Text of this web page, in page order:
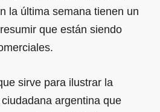
la última semana tienen un
que están siendo
sirve para ilustrar la
argentina que